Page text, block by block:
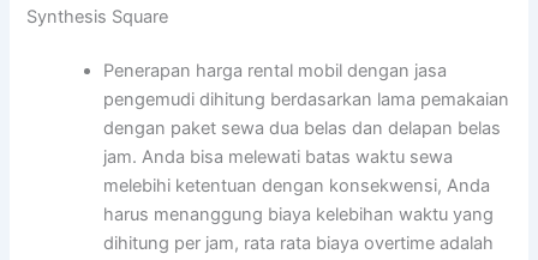
Synthesis Square
Penerapan harga rental mobil dengan jasa
pengemudi dihitung berdasarkan lama pemakaian
dengan paket sewa dua belas dan delapan belas
jam. Anda bisa melewati batas waktu sewa
melebihi ketentuan dengan konsekwensi, Anda
harus menanggung biaya kelebihan waktu yang
dihitung per jam, rata rata biaya overtime adalah